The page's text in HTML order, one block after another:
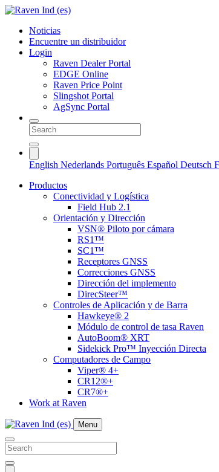
Noticias
Encuentre un distribuidor
Login
Raven Dealer Portal
EDGE Online
Raven Price Point
Slingshot Portal
AgSync Portal
English Nederlands Português Español Deutsch
Productos
Conectividad y Logística
Field Hub 2.1
Orientación y Dirección
VSN® Piloto por cámara
RS1™
SC1™
Receptores GNSS
Correcciones GNSS
Dirección del implemento
DirecSteer™
Controles de Aplicación y de Barra
Hawkeye® 2
Módulo de control de tasa Raven
AutoBoom® XRT
Sidekick Pro™ Inyección Directa
Computadores de Campo
Viper® 4+
CR12®+
CR7®+
Work at Raven
Menu